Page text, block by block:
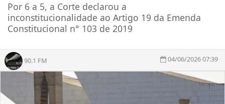
Por 6 a 5, a Corte declarou a
inconstitucionalidade ao Artigo 19 da Emenda
Constitucional n° 103 de 2019
90.1 FM 04/06/2026 07:39